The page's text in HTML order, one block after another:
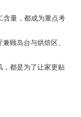
含量，都成为重点考
顾岛台与烘焙区、
，都是为了让家更贴